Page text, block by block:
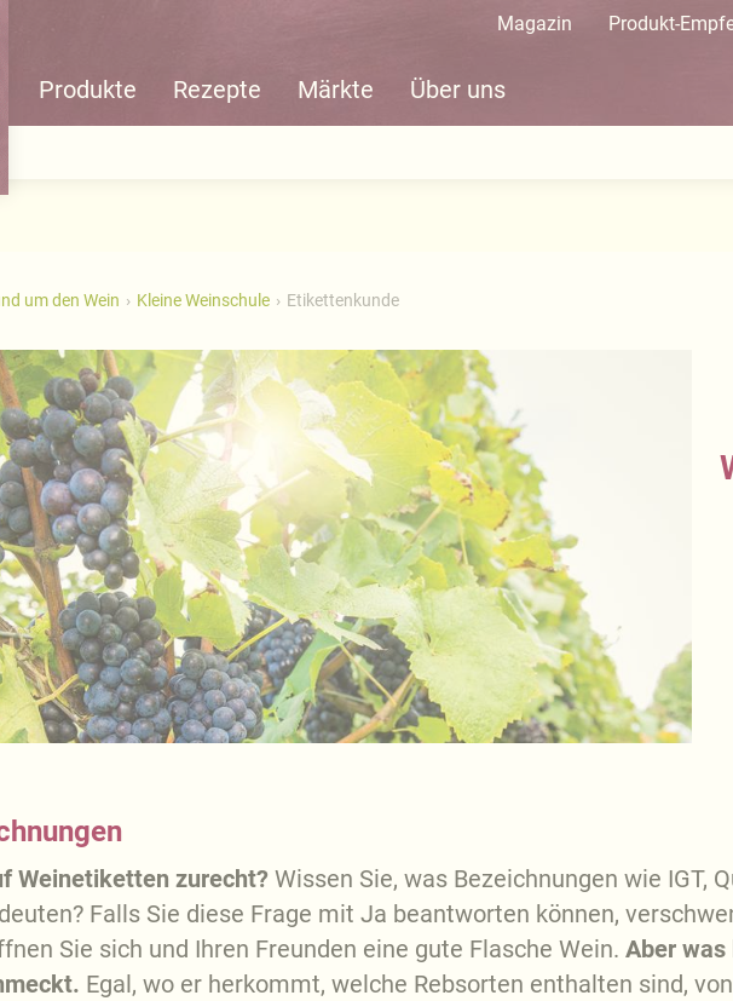
Magazin Produkt-
Produkte Rezepte Märkte Über uns
um den Wein Kleine Weinschule Etikettenkunde
Weinetiketten zurecht? Wissen Sie, was Bezeichnungen wie IGT,
Falls Sie diese Frage mit Ja beantworten können,
Sie sich und Ihren Freunden eine gute Flasche Wein. Aber was
Egal, wo er herkommt, welche Rebsorten enthalten sind,